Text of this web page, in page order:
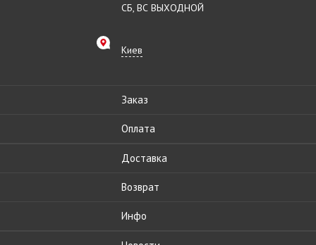
СБ, ВС ВЫХОДНОЙ
Киев
Заказ
Оплата
Доставка
Возврат
Инфо